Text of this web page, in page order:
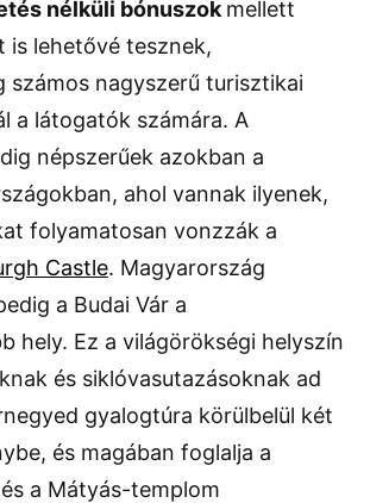
nélküli bónuszok mellett
is lehetővé tesznek,
számos nagyszerű turisztikai
a látogatók számára. A
népszerűek azokban a
ahol vannak ilyenek,
folyamatosan vonzzák a
Castle. Magyarország
a Budai Vár a
hely. Ez a világörökségi helyszín
és siklóvasutazásoknak ad
gyalogtúra körülbelül két
és magában foglalja a
a Mátyás-templom